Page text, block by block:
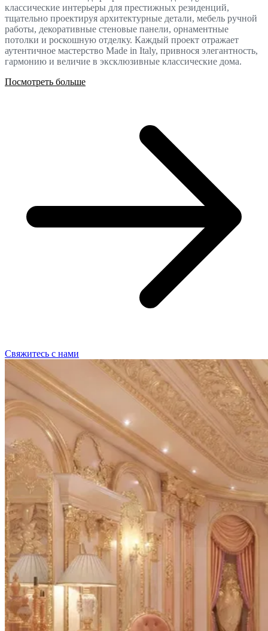
классические интерьеры для престижных резиденций,
тщательно проектируя архитектурные детали, мебель ручной
работы, декоративные стеновые панели, орнаментные
потолки и роскошную отделку. Каждый проект отражает
аутентичное мастерство Made in Italy, привнося элегантность,
гармонию и величие в эксклюзивные классические дома.
Посмотреть больше
Свяжитесь с нами